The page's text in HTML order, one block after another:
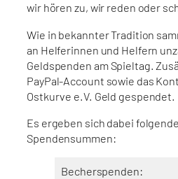
wir hören zu, wir reden oder
Wie in bekannter Tradition
an Helferinnen und Helfern
Geldspenden am Spieltag.
PayPal-Account sowie das
Ostkurve e.V. Geld gespendet.
Es ergeben sich dabei
Spendensummen:
Becherspenden: